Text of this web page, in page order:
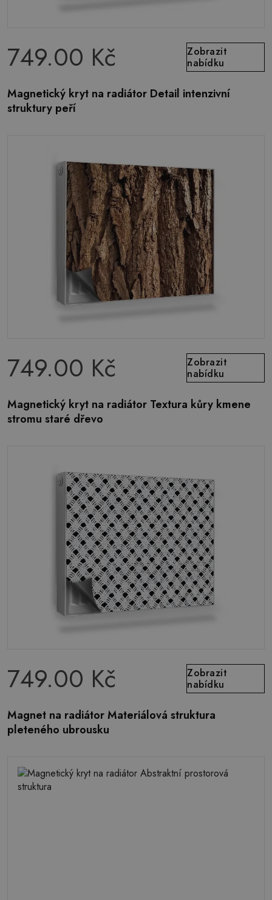
749.00 Kč
Zobrazit
nabídku
Magnetický kryt na radiátor Detail intenzivní
struktury peří
749.00 Kč
Zobrazit
nabídku
Magnetický kryt na radiátor Textura kůry kmene
stromu staré dřevo
749.00 Kč
Zobrazit
nabídku
Magnet na radiátor Materiálová struktura
pleteného ubrousku